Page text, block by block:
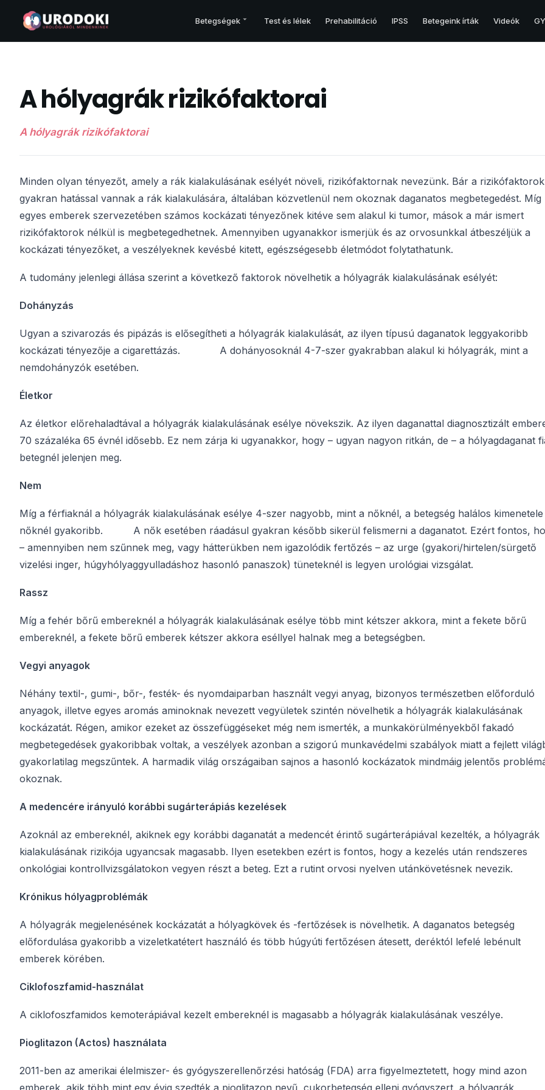
Betegségek
Prosztatarák – áttekintés
Korai felismerés
Vizsgálatok
Sugárkezelés
Gyógyszerek
Csontegészség
Prosztata és egyéb betegségei
Hererák
Test és lélek Prehabilitáció IPSS Betegeink írták Videók
A hólyagrák rizikófaktorai
A hólyagrák rizikófaktorai
Minden olyan tényezőt, amely a rák kialakulásának esélyét növeli, rizikófaktornak nevezünk. Bár a rizikófaktorok
gyakran hatással vannak a rák kialakulására, általában közvetlenül nem okoznak daganatos megbetegedést. Míg
egyes emberek szervezetében számos kockázati tényezőnek kitéve sem alakul ki tumor, mások a már ismert
rizikófaktorok nélkül is megbetegedhetnek. Amennyiben ugyanakkor ismerjük és az orvosunkkal átbeszéljük a
kockázati tényezőket, a veszélyeknek kevésbé kitett, egészségesebb életmódot folytathatunk.
A tudomány jelenlegi állása szerint a következő faktorok növelhetik a hólyagrák kialakulásának esélyét:
Dohányzás
Ugyan a szivarozás és pipázás is elősegítheti a hólyagrák kialakulását, az ilyen típusú daganatok leggyakoribb
kockázati tényezője a cigarettázás. A dohányosoknál 4-7-szer gyakrabban alakul ki hólyagrák, mint a
nemdohányzók esetében.
Életkor
Az életkor előrehaladtával a hólyagrák kialakulásának esélye növekszik. Az ilyen daganattal diagnosztizált
70 százaléka 65 évnél idősebb. Ez nem zárja ki ugyanakkor, hogy – ugyan nagyon ritkán, de – a hólyagdaganat
betegnél jelenjen meg.
Nem
Míg a férfiaknál a hólyagrák kialakulásának esélye 4-szer nagyobb, mint a nőknél, a betegség halálos kimenetele
nőknél gyakoribb. A nők esetében ráadásul gyakran később sikerül felismerni a daganatot. Ezért fontos,
– amennyiben nem szűnnek meg, vagy hátterükben nem igazolódik fertőzés – az urge (gyakori/hirtelen/sürgető
vizelési inger, húgyhólyaggyulladáshoz hasonló panaszok) tüneteknél is legyen urológiai vizsgálat.
Rassz
Míg a fehér bőrű embereknél a hólyagrák kialakulásának esélye több mint kétszer akkora, mint a fekete bőrű
embereknél, a fekete bőrű emberek kétszer akkora eséllyel halnak meg a betegségben.
Vegyi anyagok
Néhány textil-, gumi-, bőr-, festék- és nyomdaiparban használt vegyi anyag, bizonyos természetben előforduló
anyagok, illetve egyes aromás aminoknak nevezett vegyületek szintén növelhetik a hólyagrák kialakulásának
kockázatát. Régen, amikor ezeket az összefüggéseket még nem ismerték, a munkakörülményekből fakadó
megbetegedések gyakoribbak voltak, a veszélyek azonban a szigorú munkavédelmi szabályok miatt a fejlett
gyakorlatilag megszűntek. A harmadik világ országaiban sajnos a hasonló kockázatok mindmáig jelentős
okoznak.
A medencére irányuló korábbi sugárterápiás kezelések
Azoknál az embereknél, akiknek egy korábbi daganatát a medencét érintő sugárterápiával kezelték, a hólyagrák
kialakulásának rizikója ugyancsak magasabb. Ilyen esetekben ezért is fontos, hogy a kezelés után rendszeres
onkológiai kontrollvizsgálatokon vegyen részt a beteg. Ezt a rutint orvosi nyelven utánkövetésnek nevezik.
Krónikus hólyagproblémák
A hólyagrák megjelenésének kockázatát a hólyagkövek és -fertőzések is növelhetik. A daganatos betegség
előfordulása gyakoribb a vizeletkatétert használó és több húgyúti fertőzésen átesett, deréktól lefelé lebénult
emberek körében.
Ciklofoszfamid-használat
A ciklofoszfamidos kemoterápiával kezelt embereknél is magasabb a hólyagrák kialakulásának veszélye.
Pioglitazon (Actos) használata
2011-ben az amerikai élelmiszer- és gyógyszerellenőrzési hatóság (FDA) arra figyelmeztetett, hogy mind azon
emberek, akik több mint egy évig szedték a pioglitazon nevű, cukorbetegség elleni gyógyszert, a hólyagrák